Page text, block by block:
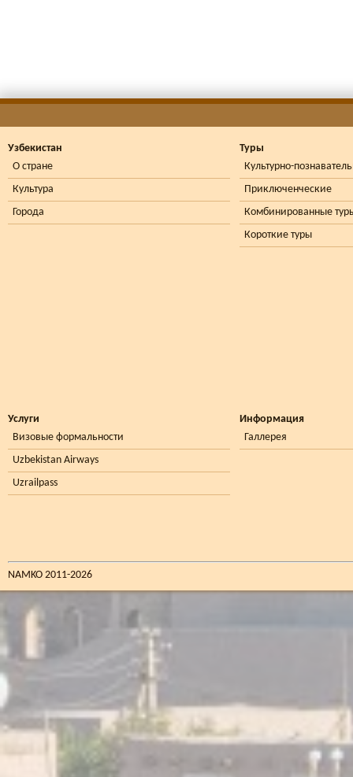
Узбекистан
О стране
Культура
Города
Туры
Культурно-
Приключенческие
Комбинированные
Короткие туры
Услуги
Визовые формальности
Uzbekistan Airways
Uzrailpass
Информация
Галлерея
NAMKO 2011-2026